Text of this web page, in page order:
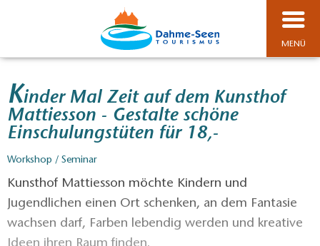
MENÜ
Kinder Mal Zeit auf dem Kunsthof
Mattiesson - Gestalte schöne
Einschulungstüten für 18,-
Workshop / Seminar
Kunsthof Mattiesson möchte Kindern und
Jugendlichen einen Ort schenken, an dem Fantasie
wachsen darf, Farben lebendig werden und kreative